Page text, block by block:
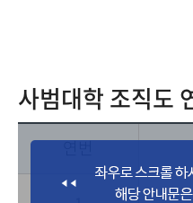
사범대학 조직도
연번